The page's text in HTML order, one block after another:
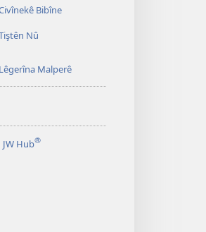
Bibîne
Nû
Lêgerîna Malperê
JW Hub®